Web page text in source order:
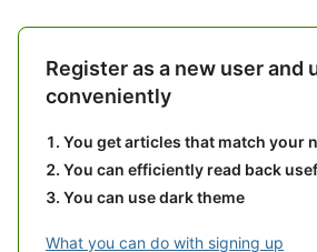
Register as a new user and
conveniently
You get articles that match your
You can efficiently read back
You can use dark theme
What you can do with signing up